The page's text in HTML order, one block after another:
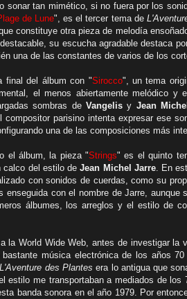
sonar tan mimético, si no fuera por los
de Lune", es el tercer tema de
constituye otra pieza de melodía
su escucha agradable destaca
una de las constantes de varios de los
final del álbum con "Sirocco", un tema
el menos abiertamente melódico y
sombras de Vangelis y Jean
compositor parisino intenta expresar ese
una de las composiciones más
el álbum, la pieza "Strings" es el quinto
calco del estilo deJean Michel Jarre. En
con sonidos de cuerdas, como su
enseguida con el nombre de Jarre,
álbumes, los arreglos y el estilo de
la World Wide Web, antes de investigar la
bastante música electrónica de los años
L'Aventure des Plantes era lo antigua que
estilo me transportaban a mediados de los
banda sonora en el año 1979. Por